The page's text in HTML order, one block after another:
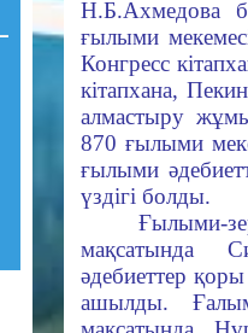
Н.Б.Ахмедова
ғылыми
Конгресс
кітапхана,
алмастыру
870 ғылыми
ғылыми
үздігі болды.
Ғылыми-
мақсатында
әдебиеттер
ашылды.